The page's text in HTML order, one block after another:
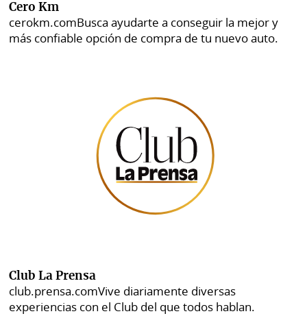
Cero Km
cerokm.comBusca ayudarte a conseguir la mejor y
más confiable opción de compra de tu nuevo auto.
Club La Prensa
club.prensa.comVive diariamente diversas
experiencias con el Club del que todos hablan.